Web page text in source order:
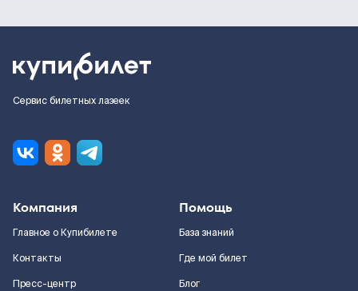
Сервис билетных лазеек
Компания
Главное о Купибилете
Контакты
Пресс-центр
Помощь
База знаний
Где мой билет
Блог